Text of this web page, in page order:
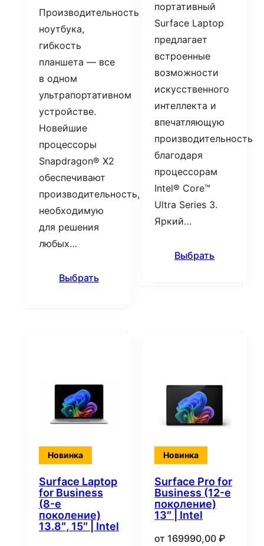
Производительность
ноутбука,
гибкость
планшета — все
в одном
ультрапортативном
устройстве.
Новейшие
процессоры
Snapdragon® X2
обеспечивают
производительность,
необходимую
для решения
любых…
Выбрать
портативный
Surface Laptop
предлагает
встроенные
возможности
искусственного
интеллекта и
впечатляющую
производительность
благодаря
процессорам
Intel® Core™
Ultra Series 3.
Яркий…
Выбрать
Новинка
Surface Laptop
for Business
(8-е
поколение)
13.8″, 15″ | Intel
Новинка
Surface Pro for
Business (12-е
поколение)
13″ | Intel
от 169990,00 ₽